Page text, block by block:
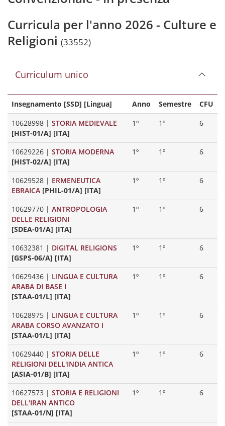
Curricula per l'anno 2026 - Culture e
Religioni (33552)
Curriculum unico
Insegnamento [SSD] [Lingua] Anno Semestre
CFU
10628998 | STORIA MEDIEVALE
[HIST-01/A] [ITA]
1º 1º 6
10629226 | STORIA MODERNA
[HIST-02/A] [ITA]
1º 1º 6
10629528 | ERMENEUTICA
EBRAICA [PHIL-01/A] [ITA]
1º 1º 6
10629770 | ANTROPOLOGIA
DELLE RELIGIONI
[SDEA-01/A] [ITA]
1º 1º 6
10632381 | DIGITAL RELIGIONS
[GSPS-06/A] [ITA]
1º 1º 6
10629436 | LINGUA E CULTURA
ARABA DI BASE I
[STAA-01/L] [ITA]
1º 1º 6
10628975 | LINGUA E CULTURA
ARABA CORSO AVANZATO I
[STAA-01/L] [ITA]
1º 1º 6
10629440 | STORIA DELLE
RELIGIONI DELL'INDIA ANTICA
[ASIA-01/B] [ITA]
1º 1º 6
10627573 | STORIA E RELIGIONI
DELL'IRAN ANTICO
[STAA-01/N] [ITA]
1º 1º 6